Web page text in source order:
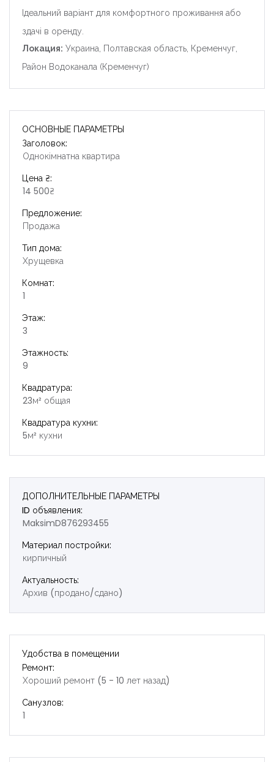
Ідеальний варіант для комфортного проживання або
здачі в оренду.
Локация: Украина, Полтавская область, Кременчуг,
Район Водоканала (Кременчуг)
ОСНОВНЫЕ ПАРАМЕТРЫ
Заголовок:
Однокімнатна квартира
Цена ₴:
14 500₴
Предложение:
Продажа
Тип дома:
Хрущевка
Комнат:
1
Этаж:
3
Этажность:
9
Квадратура:
23м² общая
Квадратура кухни:
5м² кухни
ДОПОЛНИТЕЛЬНЫЕ ПАРАМЕТРЫ
ID объявления:
MaksimD876293455
Материал постройки:
кирпичный
Актуальность:
Архив (продано/сдано)
Удобства в помещении
Ремонт:
Хороший ремонт (5 - 10 лет назад)
Санузлов:
1